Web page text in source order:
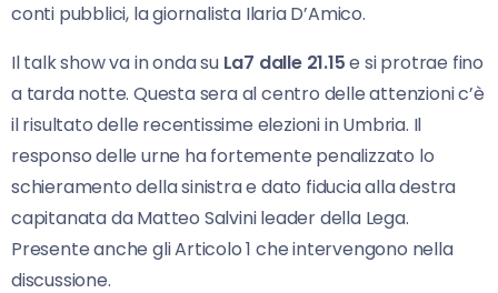
conti pubblici, la giornalista Ilaria D’Amico.
Il talk show va in onda su La7 dalle 21.15e si protrae fino
a tarda notte. Questa sera al centro delle attenzioni c’è
il risultato delle recentissime elezioni in Umbria. Il
responso delle urne ha fortemente penalizzato lo
schieramento della sinistra e dato fiducia alla destra
capitanata da Matteo Salvini leader della Lega.
Presente anche gli Articolo 1 che intervengono nella
discussione.